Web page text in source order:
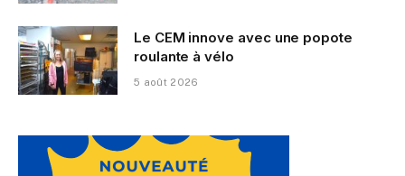
Le CEM innove avec une popote
roulante à vélo
5 août 2026